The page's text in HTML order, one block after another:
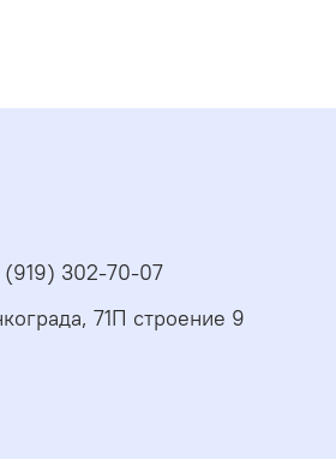
(919) 302-70-07
71П строение 9